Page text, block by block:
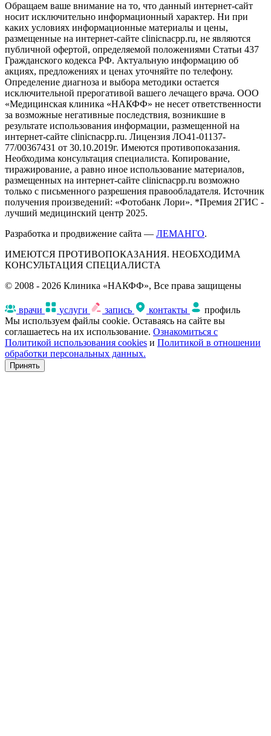
Обращаем ваше внимание на то, что данный интернет-сайт
носит исключительно информационный характер. Ни при
каких условиях информационные материалы и цены,
размещенные на интернет-сайте clinicnacpp.ru, не являются
публичной офертой, определяемой положениями Статьи 437
Гражданского кодекса РФ. Актуальную информацию об
акциях, предложениях и ценах уточняйте по телефону.
Определение диагноза и выбора методики остается
исключительной прерогативой вашего лечащего врача. ООО
«Медицинская клиника «НАКФФ» не несет ответственности
за возможные негативные последствия, возникшие в
результате использования информации, размещенной на
интернет-сайте clinicnacpp.ru. Лицензия ЛО41-01137-
77/00367431 от 30.10.2019г. Имеются противопоказания.
Необходима консультация специалиста. Копирование,
тиражирование, а равно иное использование материалов,
размещенных на интернет-сайте clinicnacpp.ru возможно
только с письменного разрешения правообладателя. Источник
получения произведений: «Фотобанк Лори». *Премия 2ГИС -
лучший медицинский центр 2025.
Разработка и продвижение сайта — ЛЕМАНГО.
ИМЕЮТСЯ ПРОТИВОПОКАЗАНИЯ. НЕОБХОДИМА
КОНСУЛЬТАЦИЯ СПЕЦИАЛИСТА
© 2008 - 2026 Клиника «НАКФФ», Все права защищены
врачи услуги запись контакты
профиль
Мы используем файлы cookie. Оставаясь на сайте вы
соглашаетесь на их использование. Ознакомиться с
Политикой использования cookies и Политикой в отношении
обработки персональных данных.
Принять